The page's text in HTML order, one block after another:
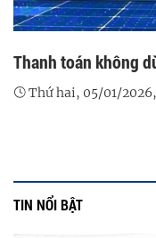
Thanh toán không
Thứ hai, 05/01/2026,
TIN NỔI BẬT